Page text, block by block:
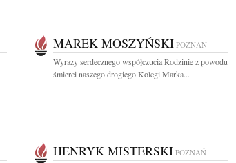
MAREK MOSZYŃSKI POZNAŃ
Wyrazy serdecznego współczucia Rodzinie z powodu
śmierci naszego drogiego Kolegi Marka...
HENRYK MISTERSKI POZNAŃ